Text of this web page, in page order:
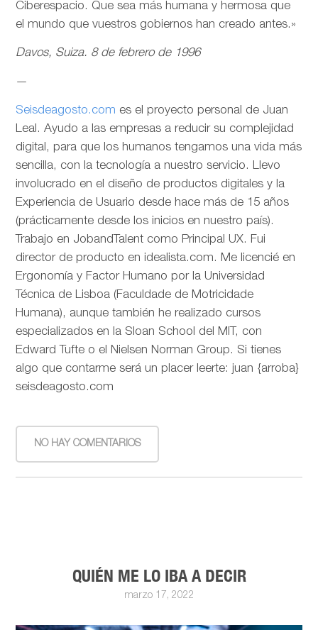
Ciberespacio. Que sea más humana y hermosa que
el mundo que vuestros gobiernos han creado antes.»
Davos, Suiza. 8 de febrero de 1996
—
Seisdeagosto.com es el proyecto personal de Juan
Leal. Ayudo a las empresas a reducir su complejidad
digital, para que los humanos tengamos una vida más
sencilla, con la tecnología a nuestro servicio. Llevo
involucrado en el diseño de productos digitales y la
Experiencia de Usuario desde hace más de 15 años
(prácticamente desde los inicios en nuestro país).
Trabajo en JobandTalent como Principal UX. Fui
director de producto en idealista.com. Me licencié en
Ergonomía y Factor Humano por la Universidad
Técnica de Lisboa (Faculdade de Motricidade
Humana), aunque también he realizado cursos
especializados en la Sloan School del MIT, con
Edward Tufte o el Nielsen Norman Group. Si tienes
algo que contarme será un placer leerte: juan {arroba}
seisdeagosto.com
NO HAY COMENTARIOS
QUIÉN ME LO IBA A DECIR
marzo 17, 2022